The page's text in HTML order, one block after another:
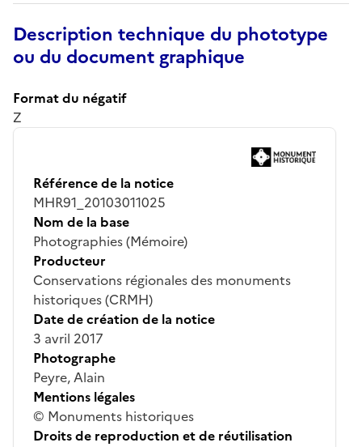
Description technique du phototype
ou du document graphique
Format du négatif
Z
Référence de la notice
MHR91_20103011025
Nom de la base
Photographies (Mémoire)
Producteur
Conservations régionales des monuments
historiques (CRMH)
Date de création de la notice
3 avril 2017
Photographe
Peyre, Alain
Mentions légales
© Monuments historiques
Droits de reproduction et de réutilisation